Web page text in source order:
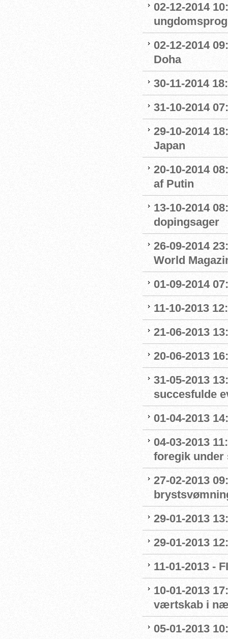
02-12-2014
02-12-2014
Doha
30-11-2014
31-10-2014
29-10-2014
Japan
20-10-2014
af Putin
13-10-2014
dopingsager
26-09-2014
World
01-09-2014
11-10-2013
21-06-2013
20-06-2013
31-05-2013
succesfulde
01-04-2013
04-03-2013
foregik under
27-02-2013
29-01-2013
29-01-2013
11-01-2013 -
10-01-2013
værtskab i
05-01-2013